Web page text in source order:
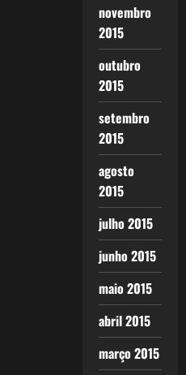
novembro
2015
outubro
2015
setembro
2015
agosto
2015
julho 2015
junho 2015
maio 2015
abril 2015
março 2015